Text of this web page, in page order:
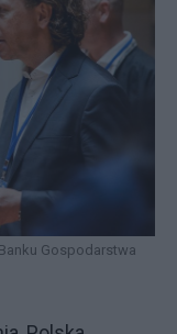
Gospodarstwa